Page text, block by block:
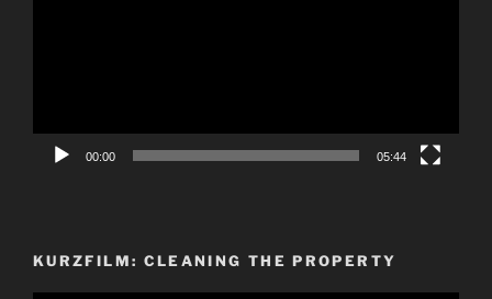
00:00 05:44
KURZFILM: CLEANING THE PROPERTY